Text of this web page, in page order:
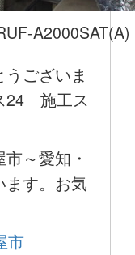
ございま
24 施工ス
～愛知・
ます。お気
市